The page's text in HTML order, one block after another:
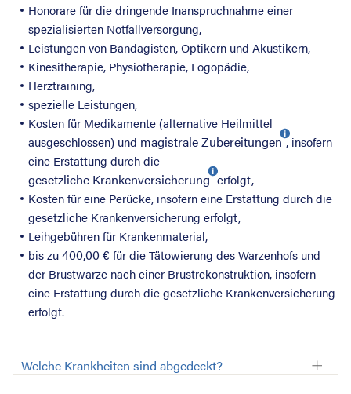
Honorare für die dringende Inanspruchnahme einer
spezialisierten Notfallversorgung,
Leistungen von Bandagisten, Optikern und Akustikern,
Kinesitherapie, Physiotherapie, Logopädie,
Herztraining,
spezielle Leistungen,
Kosten für Medikamente (alternative Heilmittel
ausgeschlossen) und magistrale Zubereitungen , insofern
eine Erstattung durch die
gesetzliche Krankenversicherung erfolgt,
Kosten für eine Perücke, insofern eine Erstattung durch die
gesetzliche Krankenversicherung erfolgt,
Leihgebühren für Krankenmaterial,
bis zu400,00 € für die Tätowierung des Warzenhofs und
der Brustwarze nach einer Brustrekonstruktion, insofern
eine Erstattung durch die gesetzliche Krankenversicherung
erfolgt.
Welche Krankheiten sind abgedeckt?